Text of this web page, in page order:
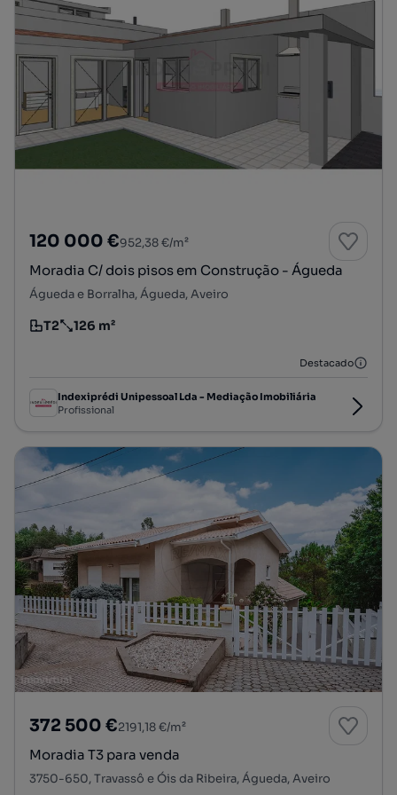
120 000 €952,38 €/m²
Moradia C/ dois pisos em Construção - Águeda
Águeda e Borralha, Águeda, Aveiro
Tipologia
T2
Preço por metro quadrado
126 m²
Destacado
Indexiprédi Unipessoal Lda - Mediação Imobiliária
Profissional
372 500 €2191,18 €/m²
Moradia T3 para venda
3750-650, Travassô e Óis da Ribeira, Águeda, Aveiro